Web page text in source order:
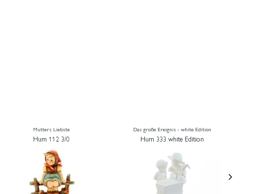
Mutters Liebste
Hum 112 3/0
Das große Ereignis - white Edition
Hum 333 white Edition